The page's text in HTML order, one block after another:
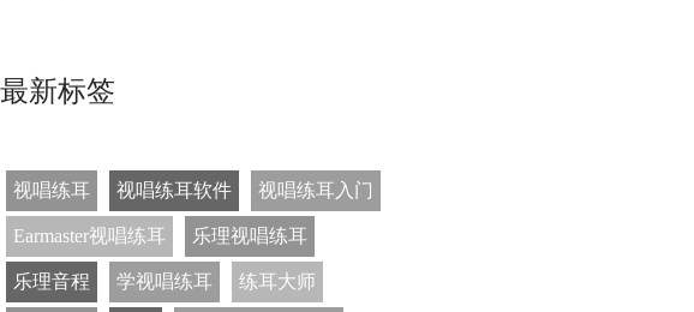
最新标签
视唱练耳 视唱练耳软件 视唱练耳入门
Earmaster视唱练耳 乐理视唱练耳
乐理音程 学视唱练耳 练耳大师